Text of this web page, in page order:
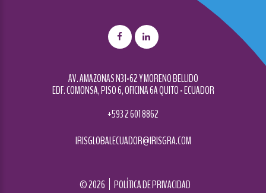
AV. AMAZONAS N31-62 Y MORENO BELLIDO
EDF. COMONSA, PISO 6, OFICINA 6A QUITO - ECUADOR
+593 2 601 8862
IRISGLOBALECUADOR@IRISGRA.COM
©2026 POLÍTICA DE PRIVACIDAD